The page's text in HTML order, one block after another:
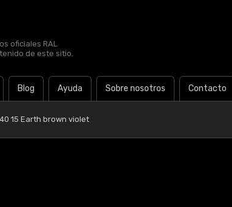
oficiales RAL
de este sitio.
Blog Ayuda Sobre nosotros Contacto
15 Earth brown violet